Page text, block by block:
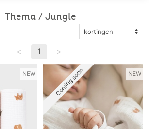
Thema / Jungle
< 1 >
NEW Coming soon NEW